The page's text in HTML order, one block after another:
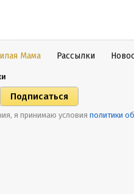
Мама Рассылки
я принимаю условия политики